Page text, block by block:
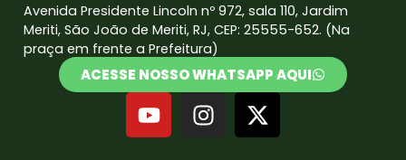
Avenida Presidente Lincoln nº 972, sala 110, Jardim
Meriti, São João de Meriti, RJ, CEP: 25555-652. (Na
praça em frente a Prefeitura)
ACESSE NOSSO WHATSAPP AQUI